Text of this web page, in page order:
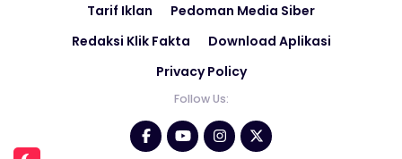
Tarif Iklan
Pedoman Media Siber
Redaksi Klik Fakta
Download Aplikasi
Privacy Policy
Follow Us: